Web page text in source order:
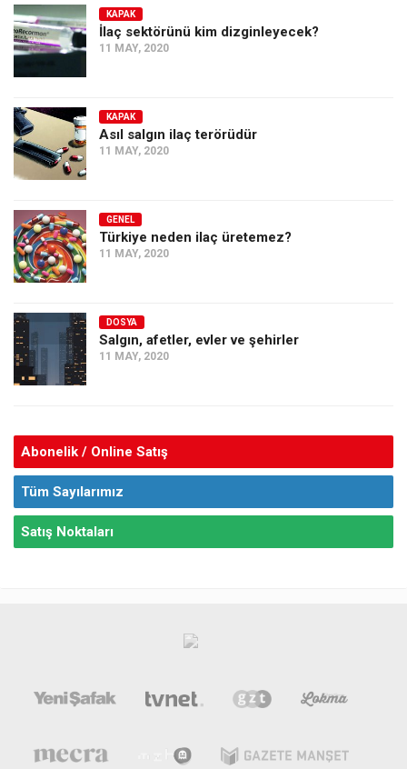
Düşünce
Dosyalar
KAPAK
İlaç sektörünü kim dizginleyecek?
11 MAY, 2020
KAPAK
Asıl salgın ilaç terörüdür
11 MAY, 2020
GENEL
Türkiye neden ilaç üretemez?
11 MAY, 2020
DOSYA
Salgın, afetler, evler ve şehirler
11 MAY, 2020
Abonelik / Online Satış
Tüm Sayılarımız
Satış Noktaları